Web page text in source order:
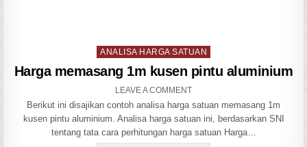
Posted
ANALISA HARGA SATUAN
Harga memasang 1m kusen pintu aluminium
LEAVE A COMMENTON
MEMASANG
KUSEN
PINTU
Berikut ini disajikan contoh analisa harga satuan memasang 1m
kusen pintu aluminium. Analisa harga satuan ini, berdasarkan SNI
tentang tata cara perhitungan harga satuan Harga…